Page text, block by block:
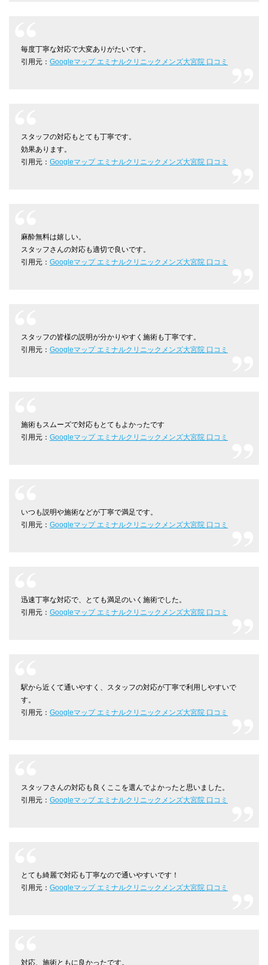
毎度丁寧な対応で大変ありがたいです。
引用元： Googleマップ エミナルクリニックメンズ大宮院 口コミ
スタッフの対応もとても丁寧です。
効果あります。
引用元： Googleマップ エミナルクリニックメンズ大宮院 口コミ
麻酔無料は嬉しい。
スタッフさんの対応も適切で良いです。
引用元： Googleマップ エミナルクリニックメンズ大宮院 口コミ
スタッフの皆様の説明が分かりやすく施術も丁寧です。
引用元： Googleマップ エミナルクリニックメンズ大宮院 口コミ
施術もスムーズで対応もとてもよかったです
引用元： Googleマップ エミナルクリニックメンズ大宮院 口コミ
いつも説明や施術などが丁寧で満足です。
引用元： Googleマップ エミナルクリニックメンズ大宮院 口コミ
迅速丁寧な対応で、とても満足のいく施術でした。
引用元： Googleマップ エミナルクリニックメンズ大宮院 口コミ
駅から近くて通いやすく、スタッフの対応が丁寧で利用しやすいで
す。
引用元： Googleマップ エミナルクリニックメンズ大宮院 口コミ
スタッフさんの対応も良くここを選んでよかったと思いました。
引用元： Googleマップ エミナルクリニックメンズ大宮院 口コミ
とても綺麗で対応も丁寧なので通いやすいです！
引用元： Googleマップ エミナルクリニックメンズ大宮院 口コミ
対応、施術ともに良かったです。